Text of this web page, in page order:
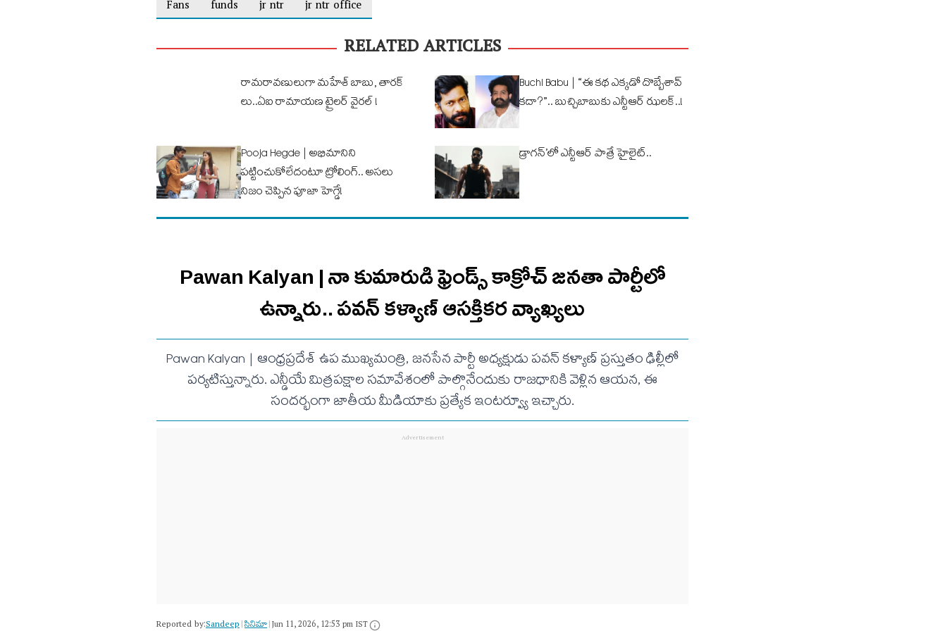
Fans
funds jr ntr jr ntr office
RELATED ARTICLES
రామరావణులుగా మహేశ్ బాబు, తారక్
లు..ఏఐ రామాయణ ట్రైలర్ వైరల్ !
Buchi Babu | “ఈ కథ ఎక్కడో దొబ్బేశావ్
కదా?”.. బుచ్చిబాబుకు ఎన్టీఆర్ ఝ‌ల‌క్..!
Pooja Hegde | అభిమానిని
పట్టించుకోలేదంటూ ట్రోలింగ్.. అసలు
నిజం చెప్పిన పూజా హెగ్డే!
డ్రాగన్’లో ఎన్టీఆర్ పాత్రే హైలైట్..
Pawan Kalyan | నా కుమారుడి ఫ్రెండ్స్ కాక్రోచ్ జనతా పార్టీలో
ఉన్నారు.. ప‌వ‌న్ క‌ళ్యాణ్ ఆసక్తిక‌ర వ్యాఖ్య‌లు
Pawan Kalyan | ఆంధ్రప్రదేశ్ ఉప ముఖ్యమంత్రి, జనసేన పార్టీ అధ్యక్షుడు పవన్ కళ్యాణ్ ప్రస్తుతం ఢిల్లీలో
పర్యటిస్తున్నారు. ఎన్డీయే మిత్రపక్షాల సమావేశంలో పాల్గొనేందుకు రాజధానికి వెళ్లిన ఆయన, ఈ
సందర్భంగా జాతీయ మీడియాకు ప్రత్యేక ఇంటర్వ్యూ ఇచ్చారు.
Reported by:Sandeep|సినిమా|Jun 11, 2026, 12:53 pm IST